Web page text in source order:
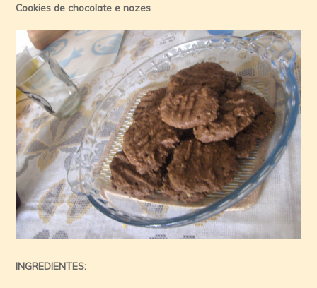
Cookies de chocolate e nozes
INGREDIENTES: